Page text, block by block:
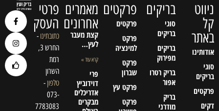
ניווט
קל
באתר
אודותינו
סוגי
בריקים
פרקטים
דקים
בריקים
סוגי
בריקים
בריקים
מפירוק
בריק רטרו
אפור
בריק
מודרני
פרקטים
פרקטים
פרקט
למינציה
פרקט
שברון
פרקט עץ
פרקט
מאמרים
אחרונים
קצת מעבר
לעץ…
קרא עוד »
פרי
דוידוביץ
אדריכלים
מבקרים
פרטי
העסק
כתובתינו-
החרש 3,
רמת
השרון
טלפון-
073-
7783083